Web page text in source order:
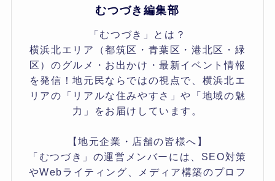
むつづき編集部
「むつづき」とは？
横浜北エリア（都筑区・青葉区・港北区・緑
区）のグルメ・お出かけ・最新イベント情報
を発信！地元民ならではの視点で、横浜北エ
リアの「リアルな住みやすさ」や「地域の魅
力」をお届けしています。
【地元企業・店舗の皆様へ】
「むつづき」の運営メンバーには、SEO対策
やWebライティング、メディア構築のプロフ